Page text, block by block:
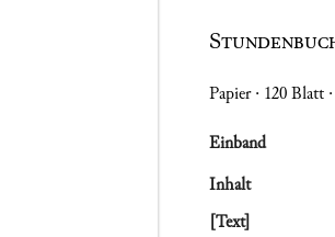
Papier · 120 Blatt
Einband
Inhalt
[Text]